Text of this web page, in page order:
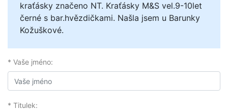
kraťásky značeno NT. Kraťásky M&S vel.9-10let
černé s bar.hvězdičkami. Našla jsem u Barunky
Kožuškové.
* Vaše jméno:
* Titulek: